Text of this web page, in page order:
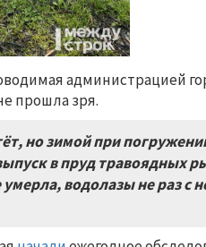
администрацией
прошла зря.
но зимой при
в пруд травоядных
водолазы не раз с